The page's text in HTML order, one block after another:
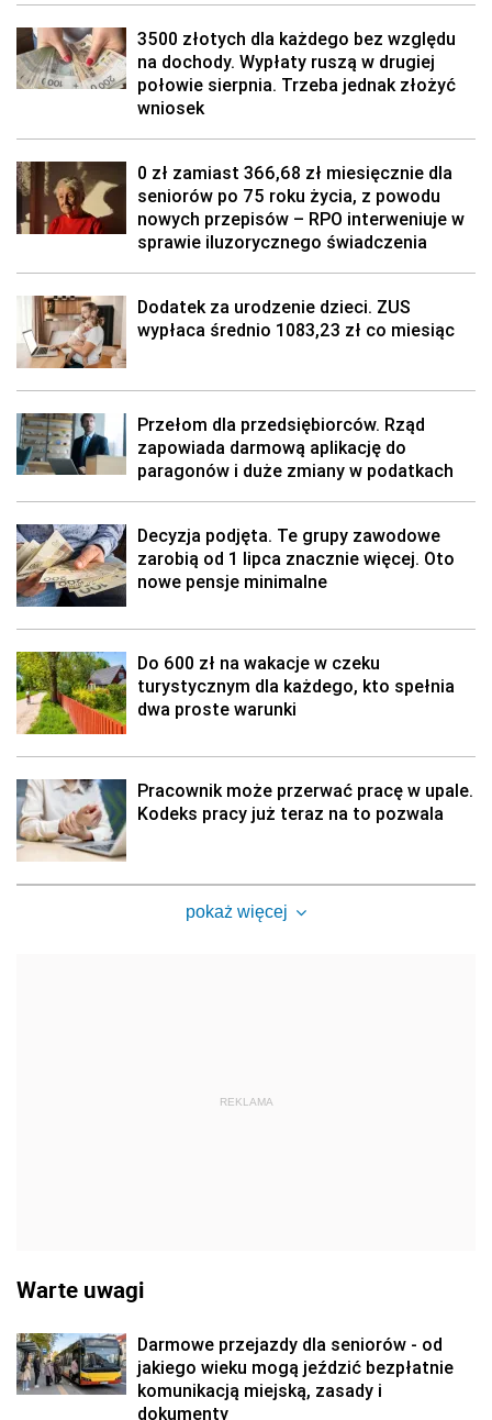
3500 złotych dla każdego bez względu
na dochody. Wypłaty ruszą w drugiej
połowie sierpnia. Trzeba jednak złożyć
wniosek
0 zł zamiast 366,68 zł miesięcznie dla
seniorów po 75 roku życia, z powodu
nowych przepisów – RPO interweniuje w
sprawie iluzorycznego świadczenia
Dodatek za urodzenie dzieci. ZUS
wypłaca średnio 1083,23 zł co miesiąc
Przełom dla przedsiębiorców. Rząd
zapowiada darmową aplikację do
paragonów i duże zmiany w podatkach
Decyzja podjęta. Te grupy zawodowe
zarobią od 1 lipca znacznie więcej. Oto
nowe pensje minimalne
Do 600 zł na wakacje w czeku
turystycznym dla każdego, kto spełnia
dwa proste warunki
Pracownik może przerwać pracę w upale.
Kodeks pracy już teraz na to pozwala
pokaż więcej
REKLAMA
Warte uwagi
Darmowe przejazdy dla seniorów - od
jakiego wieku mogą jeździć bezpłatnie
komunikacją miejską, zasady i
dokumenty